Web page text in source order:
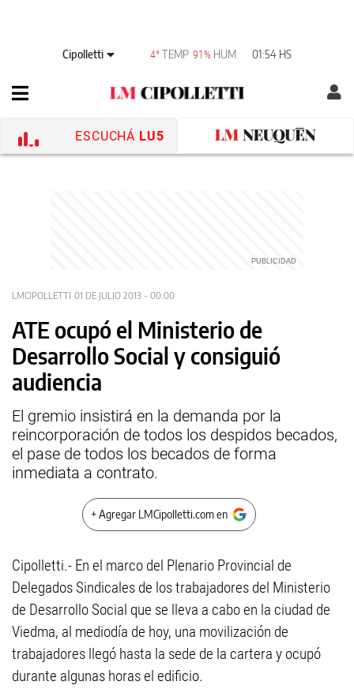
Cipolletti 4°TEMP 91% HUM 01:54 HS
ESCUCHÁ LU5
LMCIPOLLETTI 01 DE JULIO 2013 - 00:00
ATE ocupó el Ministerio de
Desarrollo Social y consiguió
audiencia
El gremio insistirá en la demanda por la
reincorporación de todos los despidos becados,
el pase de todos los becados de forma
inmediata a contrato.
+ Agregar LMCipolletti.com en
Cipolletti.- En el marco del Plenario Provincial de
Delegados Sindicales de los trabajadores del Ministerio
de Desarrollo Social que se lleva a cabo en la ciudad de
Viedma, al mediodía de hoy, una movilización de
trabajadores llegó hasta la sede de la cartera y ocupó
durante algunas horas el edificio.